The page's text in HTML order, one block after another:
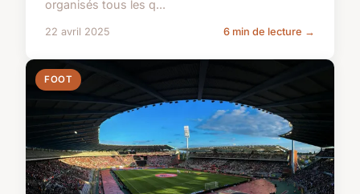
organisés tous les q...
22 avril 2025 6 min de lecture →
FOOT